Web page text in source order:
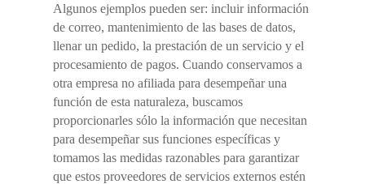
Algunos ejemplos pueden ser: incluir información
de correo, mantenimiento de las bases de datos,
llenar un pedido, la prestación de un servicio y el
procesamiento de pagos. Cuando conservamos a
otra empresa no afiliada para desempeñar una
función de esta naturaleza, buscamos
proporcionarles sólo la información que necesitan
para desempeñar sus funciones específicas y
tomamos las medidas razonables para garantizar
que estos proveedores de servicios externos estén